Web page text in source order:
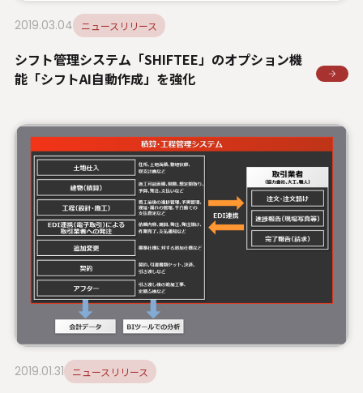
2019.03.04 ニュースリリース
シフト管理システム「SHIFTEE」のオプション機
能「シフトAI自動作成」を強化
2019.01.31 ニュースリリース